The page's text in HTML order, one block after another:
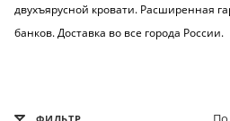
двухъярусной кровати. Расширенная
банков. Доставка во все города России.